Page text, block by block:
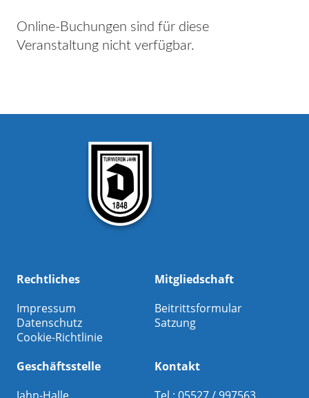
Online-Buchungen sind für diese
Veranstaltung nicht verfügbar.
Rechtliches
Impressum
Datenschutz
Cookie-Richtlinie
Mitgliedschaft
Beitrittsformular
Satzung
Geschäftsstelle
Kontakt